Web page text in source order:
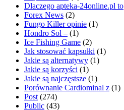
Dlaczego apteka-24online.pl to
Forex News (2)
Fungo Killer opinie (1)
Hondro Sol – (1)
Ice Fishing Game (2)
Jak stosować kapsułki (1)
Jakie są alternatywy (1)
Jakie są korzyści (1)
Jakie są najczęstsze (1)
Porównanie Cardiominal z (1)
Post (274)
Public (43)